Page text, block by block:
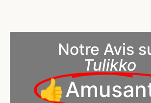
Notre Avis
Tulikko